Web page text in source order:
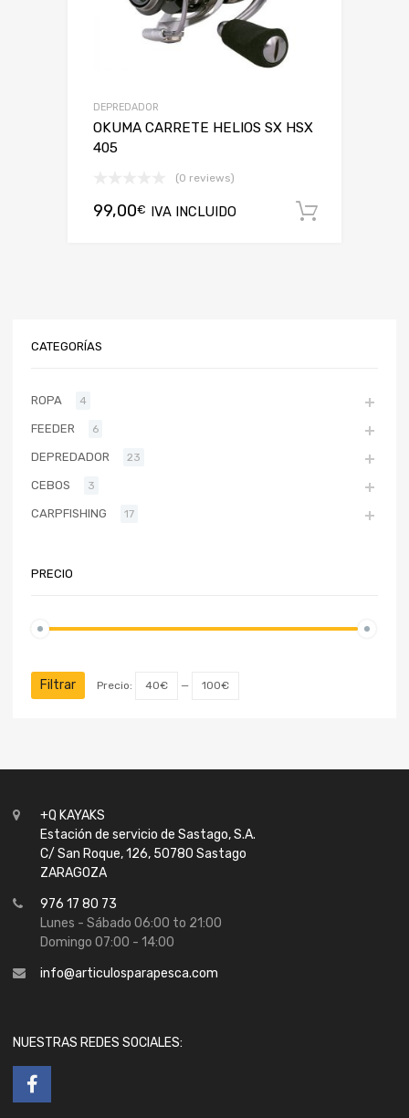
DEPREDADOR
OKUMA CARRETE HELIOS SX HSX
405
(0 reviews)
99,00€ IVA INCLUIDO
CATEGORÍAS
ROPA 4
FEEDER 6
DEPREDADOR 23
CEBOS 3
CARPFISHING 17
PRECIO
Filtrar Precio: 40€ — 100€
+Q KAYAKS
Estación de servicio de Sastago, S.A.
C/ San Roque, 126, 50780 Sastago
ZARAGOZA
976 17 80 73
Lunes - Sábado 06:00 to 21:00
Domingo 07:00 - 14:00
info@articulosparapesca.com
NUESTRAS REDES SOCIALES: